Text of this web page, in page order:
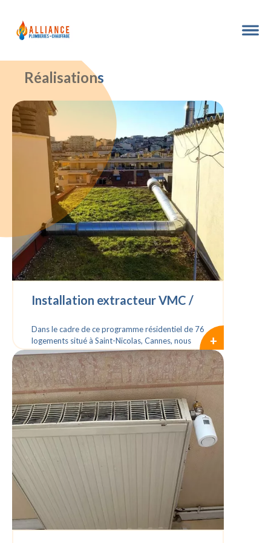
Réalisations
Installation extracteur VMC /
Cannes
Dans le cadre de ce programme résidentiel de 76
logements situé à Saint-Nicolas, Cannes, nous
avons assuré la réalisation complète des lots
CVC, confirmant notre positionnement comme
partenaire technique de référence pour les
opérations de logements collectifs.
De la conception à la mise en service, nos
équipes ont accompagné le projet avec un
objectif clair : garantir un haut niveau de confort
pour les futurs occupants tout en répondant aux
exigences de performance énergétique et de
maîtrise des coûts du promoteur.
Grâce à une organisation rigoureuse et une
intervenants, nous avons livré des installations
fiables, durables et parfaitement intégrées à
l’architecture de la résidence.
Cette opération illustre notre capacité à
+